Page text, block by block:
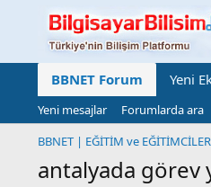
BBNET Forum Yeni
Yeni mesajlar
Forumlarda ara
BBNET | EĞİTİM ve
antalyada